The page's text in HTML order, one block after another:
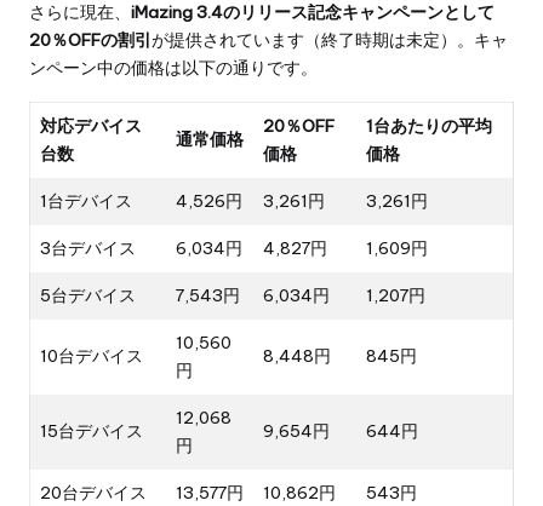
さらに現在、 iMazing 3.4のリリース記念キャンペーンとして
20％OFFの割引が提供されています（終了時期は未定）。キャ
ンペーン中の価格は以下の通りです。
対応デバイス
台数
通常価格
20％OFF
価格
1台あたりの平均
価格
1台デバイス 4,526円 3,261円 3,261円
3台デバイス 6,034円 4,827円 1,609円
5台デバイス 7,543円 6,034円 1,207円
10台デバイス
10,560
円
8,448円 845円
15台デバイス
12,068
円
9,654円 644円
20台デバイス 13,577円 10,862円 543円